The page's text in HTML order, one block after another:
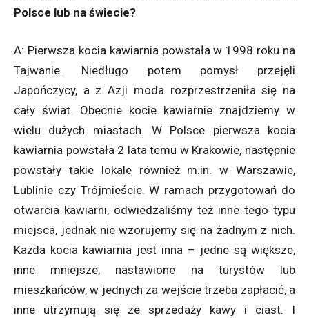
Polsce lub na świecie?
A: Pierwsza kocia kawiarnia powstała w 1998 roku na
Tajwanie. Niedługo potem pomysł przejęli
Japończycy, a z Azji moda rozprzestrzeniła się na
cały świat. Obecnie kocie kawiarnie znajdziemy w
wielu dużych miastach. W Polsce pierwsza kocia
kawiarnia powstała 2 lata temu w Krakowie, następnie
powstały takie lokale również m.in. w Warszawie,
Lublinie czy Trójmieście. W ramach przygotowań do
otwarcia kawiarni, odwiedzaliśmy też inne tego typu
miejsca, jednak nie wzorujemy się na żadnym z nich.
Każda kocia kawiarnia jest inna – jedne są większe,
inne mniejsze, nastawione na turystów lub
mieszkańców, w jednych za wejście trzeba zapłacić, a
inne utrzymują się ze sprzedaży kawy i ciast. I